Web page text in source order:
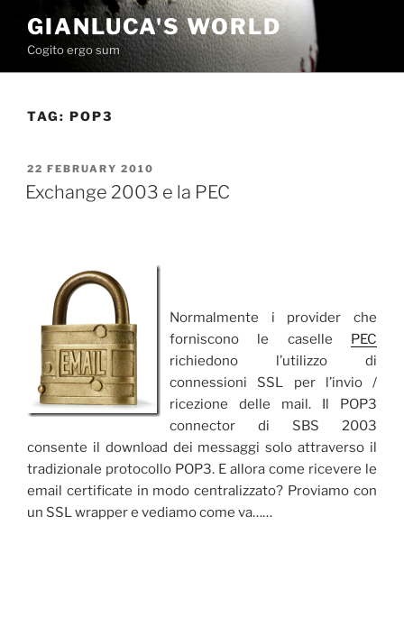
content
GIANLUCA'S WORLD
Cogito ergo sum
TAG: POP3
POSTED
ON
22 FEBRUARY 2010
Exchange 2003 e la PEC
Normalmente i provider che
forniscono le caselle PEC
richiedono l’utilizzo di
connessioni SSL per l’invio /
ricezione delle mail. Il POP3
connector di SBS 2003
consente il download dei messaggi solo attraverso il
tradizionale protocollo POP3. E allora come ricevere le
email certificate in modo centralizzato? Proviamo con
un SSL wrapper e vediamo come va……